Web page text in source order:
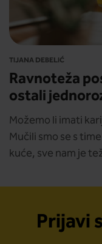
TIJANA DEBELIĆ
Ravnoteža
ostali
Možemo li imati
Mučili smo se s
kuće, sve nam je
Prijavi